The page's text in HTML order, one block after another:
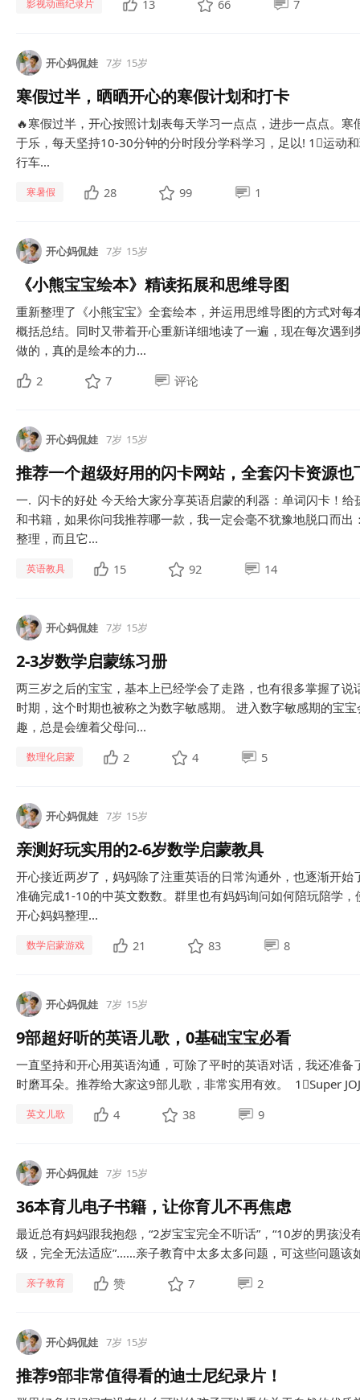
影视动画纪录片 13 66 7
开心妈侃娃 7岁 15岁
寒假过半，晒晒开心的寒假计划和打卡
🔥寒假过半，开心按照计划表每天学习一点点，进步一点点。
于乐，每天坚持10-30分钟的分时段分学科学习，足以! 1⃣️运动
行车...
寒暑假 28 99 1
开心妈侃娃 7岁 15岁
《小熊宝宝绘本》精读拓展和思维导图
重新整理了《小熊宝宝》全套绘本，并运用思维导图的方式对
概括总结。同时又带着开心重新详细地读了一遍，现在每次遇
做的，真的是绘本的力...
2
7 评论
开心妈侃娃 7岁 15岁
推荐一个超级好用的闪卡网站，全套闪卡资源也
一. 闪卡的好处 今天给大家分享英语启蒙的利器：单词闪卡！
和书籍，如果你问我推荐哪一款，我一定会毫不犹豫地脱口而
整理，而且它...
英语教具 15 92 14
开心妈侃娃 7岁 15岁
2-3岁数学启蒙练习册
两三岁之后的宝宝，基本上已经学会了走路，也有很多掌握了
时期，这个时期也被称之为数字敏感期。 进入数字敏感期的宝
趣，总是会缠着父母问...
数理化启蒙 2 4 5
开心妈侃娃 7岁 15岁
亲测好玩实用的2-6岁数学启蒙教具
开心接近两岁了，妈妈除了注重英语的日常沟通外，也逐渐开
准确完成1-10的中英文数数。群里也有妈妈询问如何陪玩陪学
开心妈妈整理...
数学启蒙游戏 21 83 8
开心妈侃娃 7岁 15岁
9部超好听的英语儿歌，0基础宝宝必看
一直坚持和开心用英语沟通，可除了平时的英语对话，我还准
时磨耳朵。推荐给大家这9部儿歌，非常实用有效。 1⃣Super
英文儿歌 4 38 9
开心妈侃娃 7岁 15岁
36本育儿电子书籍，让你育儿不再焦虑
最近总有妈妈跟我抱怨，“2岁宝宝完全不听话”，“10岁的男孩没
级，完全无法适应”……亲子教育中太多太多问题，可这些问题该
亲子教育 赞 7 2
开心妈侃娃 7岁 15岁
推荐9部非常值得看的迪士尼纪录片！